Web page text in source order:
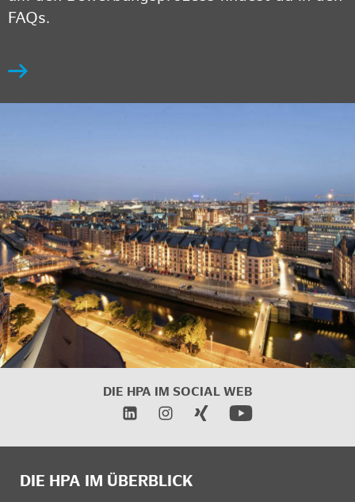
FAQs.
DIE HPA IM SOCIAL WEB
DIE HPA IM ÜBERBLICK